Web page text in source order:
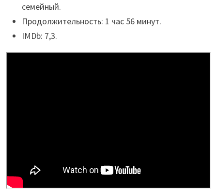
семейный.
Продолжительность: 1 час 56 минут.
IMDb: 7,3.